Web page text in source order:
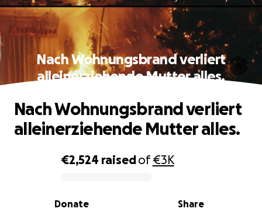
Nach Wohnungsbrand verliert
alleinerziehende Mutter alles.
0% complete
€2,524 raisedof€3K
Share
Donate
Nach Wohnungsbrand verliert
alleinerziehende Mutter alles.